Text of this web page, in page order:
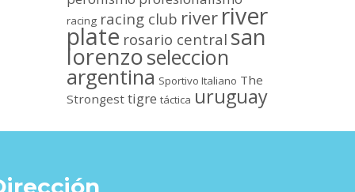
racing racing club river river
plate rosario central san
lorenzoseleccion
argentina Sportivo Italiano The
Strongest tigre táctica uruguay